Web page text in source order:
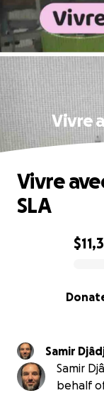
Vivre
0% complete
Vivre
SLA
Samir
Samir
behalf